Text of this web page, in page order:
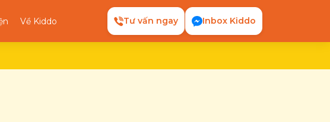
Về Kiddo Tư vấn ngay Inbox Kiddo